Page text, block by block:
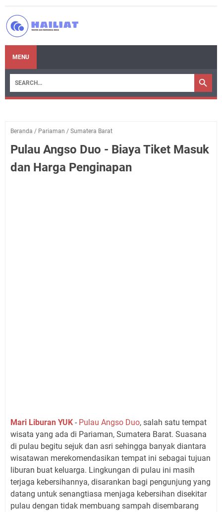
MENU
Beranda / Pariaman / Sumatera Barat
Pulau Angso Duo - Biaya Tiket Masuk
dan Harga Penginapan
Mari Liburan YUK - Pulau Angso Duo, salah satu tempat
wisata yang ada di Pariaman, Sumatera Barat. Suasana
di pulau begitu sejuk dan asri sehingga banyak diantara
wisatawan merekomendasikan tempat ini sebagai tujuan
liburan buat keluarga. Lingkungan di pulau ini masih
terjaga kebersihannya, disarankan bagi pengunjung yang
datang untuk senangtiasa menjaga kebersihan disekitar
pulau dengan tidak membuang sampah disembarang